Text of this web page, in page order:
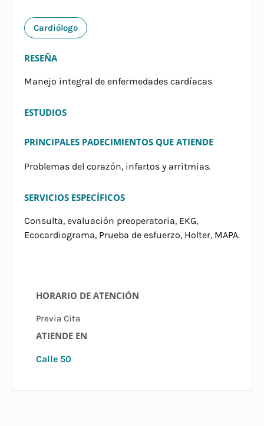
Cardiólogo
RESEÑA
Manejo integral de enfermedades cardíacas
ESTUDIOS
PRINCIPALES PADECIMIENTOS QUE ATIENDE
Problemas del corazón, infartos y arritmias.
SERVICIOS ESPECÍFICOS
Consulta, evaluación preoperatoria, EKG,
Ecocardiograma, Prueba de esfuerzo, Holter, MAPA.
HORARIO DE ATENCIÓN
Previa Cita
ATIENDE EN
Calle 50